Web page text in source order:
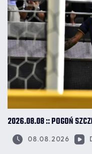
2026.08.08 :: POGOŃ
08.08.2026